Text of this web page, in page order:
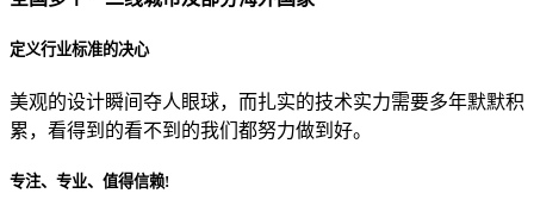
贵公司的团队规模是？
目前主要的营销渠道是？
定义行业标准的决心
美观的设计瞬间夺人眼球，而扎实的技术实力需要多年默默积
累，看得到的看不到的我们都努力做到好。
专注、专业、值得信赖!